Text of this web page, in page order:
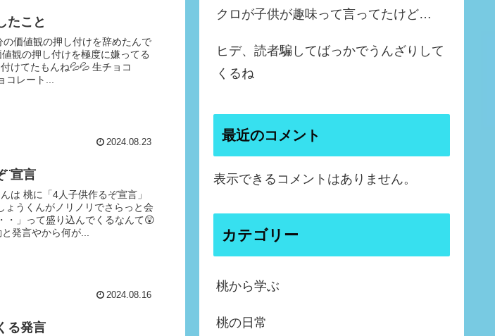
たこと
価値観の押し付けを辞めたんで
観の押し付けを極度に嫌ってる
けてたもんね💦💦 生チョコ
コレート...
2024.08.23
¨宣言
は 桃に「4人子供作るぞ宣言」
うくんがノリノリでさらっと会
・」って盛り込んでくるなんて😲
発言やから何が...
2024.08.16
る発言
クロが子供が趣味って言ってたけど…
ヒデ、読者騙してばっかでうんざりして
くるね
最近のコメント
表示できるコメントはありません。
カテゴリー
桃から学ぶ
桃の日常